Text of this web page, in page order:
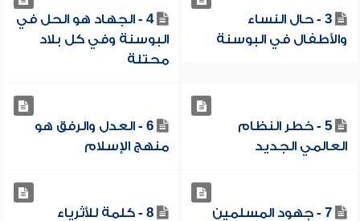
3 - حال النساء
والأطفال في البوسنة
4 - الجهاد هو الحل في
البوسنة وفي كل بلاد
محتلة
5 - خطر النظام
العالمي الجديد
6 - العدل والرفق هو
منهج الإسلام
7 - جهود المسلمين
8 - كلمة للأثرياء